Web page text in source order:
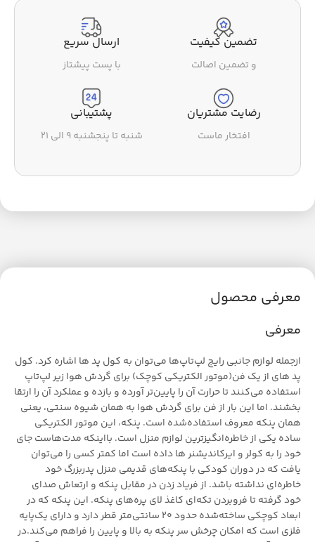
تضمین کیفیت
و تضمین اصالت
ارسال سریع
با پست پیشتاز
رضایت مشتریان
افتخار ماست
پشتیبانی
شنبه تا پنجشنبه ۹ الی ۲۱
معرفی محصول
معرفی
ازجمله لوازم جانبی رایج لپ‌تاپ‌ها می‌توان به کول پد ها اشاره کرد. کول
پد های از یک فن(موتور الکتریکی کوچک) برای گردش هوا زیر لپ‌تاپ
استفاده می‌کنند تا حرارت آن را پایین‌تر آورده و بازده و عملکرد آن را ارتقا
بخشند. اما این بار از فن برای گردش هوا به همان شیوه سنتی، یعنی
همان پنکه معروف استفاده‌شده است. پنکه، این موتور الکتریکی
ساده یکی از خاطره‌انگیزترین لوازم منزل است. بااینکه مدت‌هاست جای
خود را به کولر و ایرکاندیشنر ها داده است اما کمتر کسی را می‌توان
یافت که در دوران کودکی با پنکه‌های قدیمی منزل پدربزرگ خود
خاطره‌ای نداشته باشد. از فریاد زدن در مقابل پنکه و ارتعاش صدای
خود گرفته تا فروبردن تکه‌ای کاغذ لای پره‌های پنکه. این پنکه که در
ابعاد کوچکی ساخته‌شده حدود 20 سانتی‌متر قطر دارد و دارای یک‌پایه
فلزی است که امکان چرخش سر پنکه به بالا و پایین را فراهم می‌کند.در